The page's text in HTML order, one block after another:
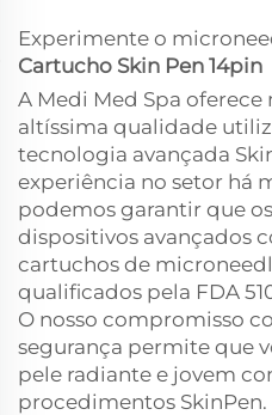
Experimente o
Cartucho Skin Pen 14pin
A Medi Med Spa
altíssima qualidade
tecnologia avançada
experiência no setor há
podemos garantir que
dispositivos avançados
cartuchos de
qualificados pela FDA
O nosso compromisso
segurança permite que
pele radiante e jovem
procedimentos SkinPen.